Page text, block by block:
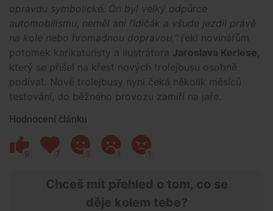
opravdu symbolické. On byl velký odpůrce
automobilismu, neměl ani řidičák a všude jezdil právě
na kole nebo hromadnou dopravou,“ řekl novinářům
potomek karikaturisty a ilustrátora Jaroslava Kerlese,
který se přišel na křest nových trolejbusu osobně
podívat. Nové trolejbusy nyní čeká několik měsíců
testování, do běžného provozu zamíří na jaře.
Hodnocení článku
9 7 3 1 1
Chceš mít přehled o tom, co se
děje kolem tebe?